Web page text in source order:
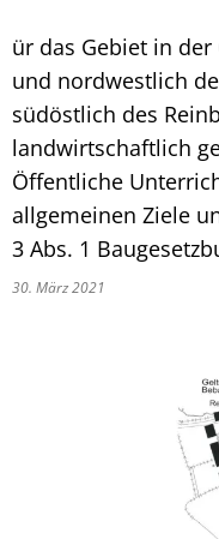
ür das Gebiet in
und nordwestlich
südöstlich des
landwirtschaftlich
Öffentliche
allgemeinen Ziele
3 Abs. 1
30. März 2021